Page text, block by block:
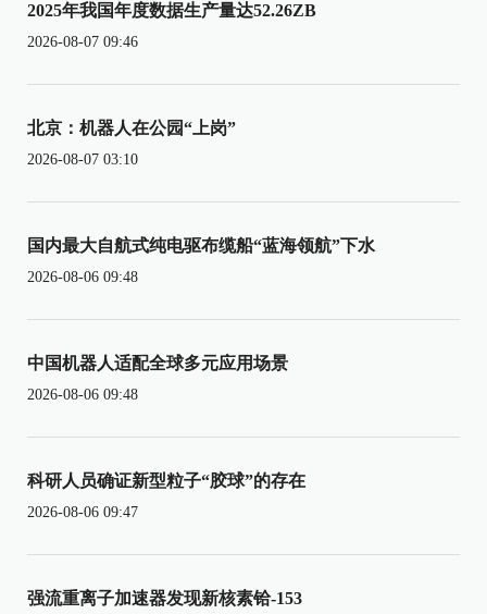
2025年我国年度数据生产量达52.26ZB
2026-08-07 09:46
北京：机器人在公园“上岗”
2026-08-07 03:10
国内最大自航式纯电驱布缆船“蓝海领航”下水
2026-08-06 09:48
中国机器人适配全球多元应用场景
2026-08-06 09:48
科研人员确证新型粒子“胶球”的存在
2026-08-06 09:47
强流重离子加速器发现新核素铪-153